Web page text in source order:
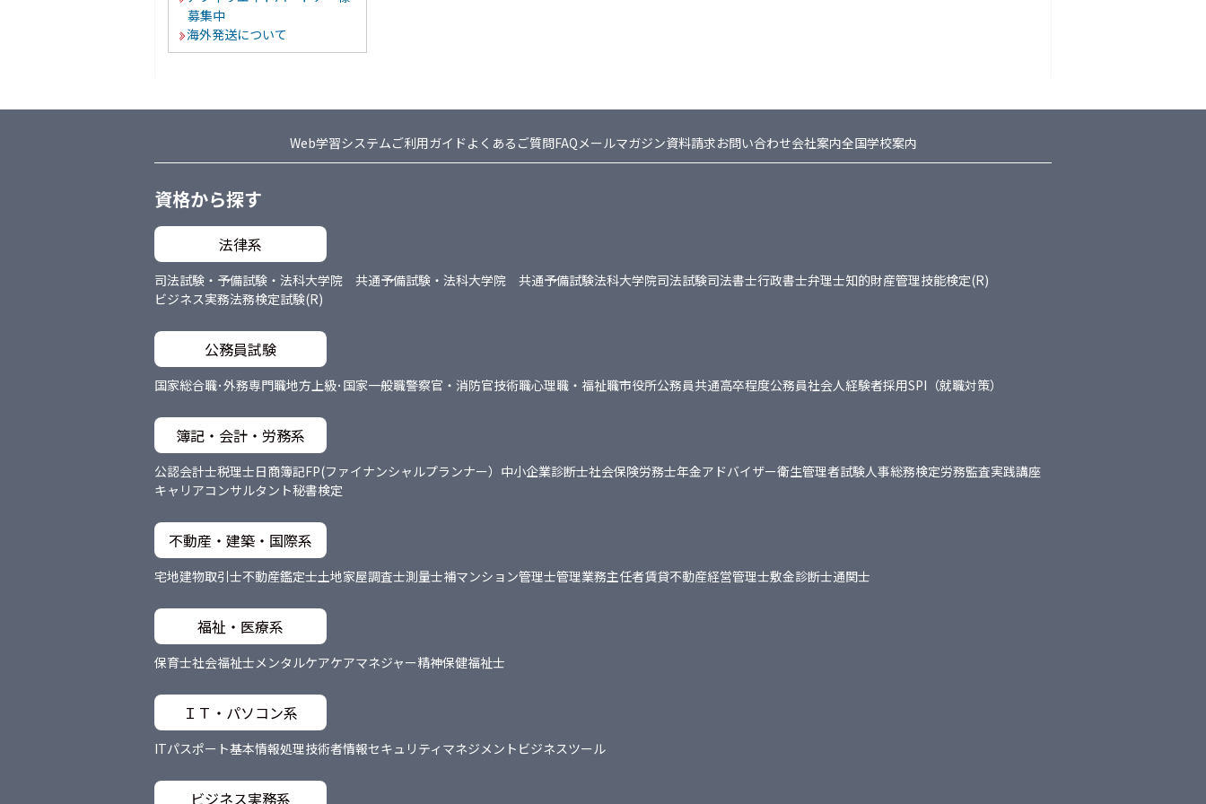
募集中
海外発送について
Web学習システムご利用ガイド よくあるご質問FAQメールマガジン資料請求お問い合わせ会社案内全国学校案内
資格から探す
法律系
司法試験・予備試験・法科大学院 共通予備試験・法科大学院 共通予備試験法科大学院司法試験司法書士行政書士弁理士知的財産管理技能検定(R)
ビジネス実務法務検定試験(R)
公務員試験
国家総合職･外務専門職地方上級･国家一般職警察官・消防官技術職心理職・福祉職市役所公務員共通高卒程度公務員社会人経験者採用SPI（就職対策）
簿記・会計・労務系
公認会計士税理士日商簿記FP(ファイナンシャルプランナー） 中小企業診断士社会保険労務士年金アドバイザー衛生管理者試験人事総務検定労務監査実践講座
キャリアコンサルタント秘書検定
不動産・建築・国際系
宅地建物取引士不動産鑑定士土地家屋調査士測量士補マンション管理士管理業務主任者賃貸不動産経営管理士敷金診断士通関士
福祉・医療系
保育士社会福祉士メンタルケアケアマネジャー精神保健福祉士
ＩＴ・パソコン系
ITパスポート基本情報処理技術者情報セキュリティマネジメント ビジネスツール
ビジネス実務系